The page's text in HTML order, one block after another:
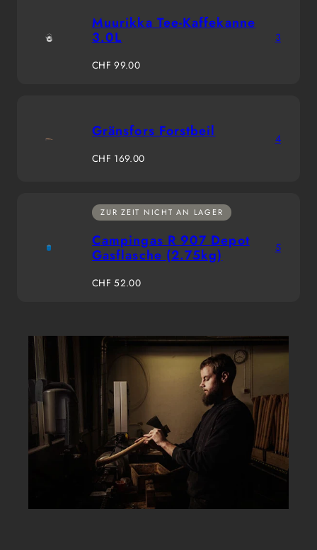
Muurikka Tee-Kaffekanne
3.0L
Regulärer
CHF 99.00
3
Gränsfors Forstbeil
Regulärer
CHF 169.00
4
ZUR ZEIT NICHT AN LAGER
Campingas R 907 Depot
Gasflasche (2.75kg)
Regulärer
CHF 52.00
5